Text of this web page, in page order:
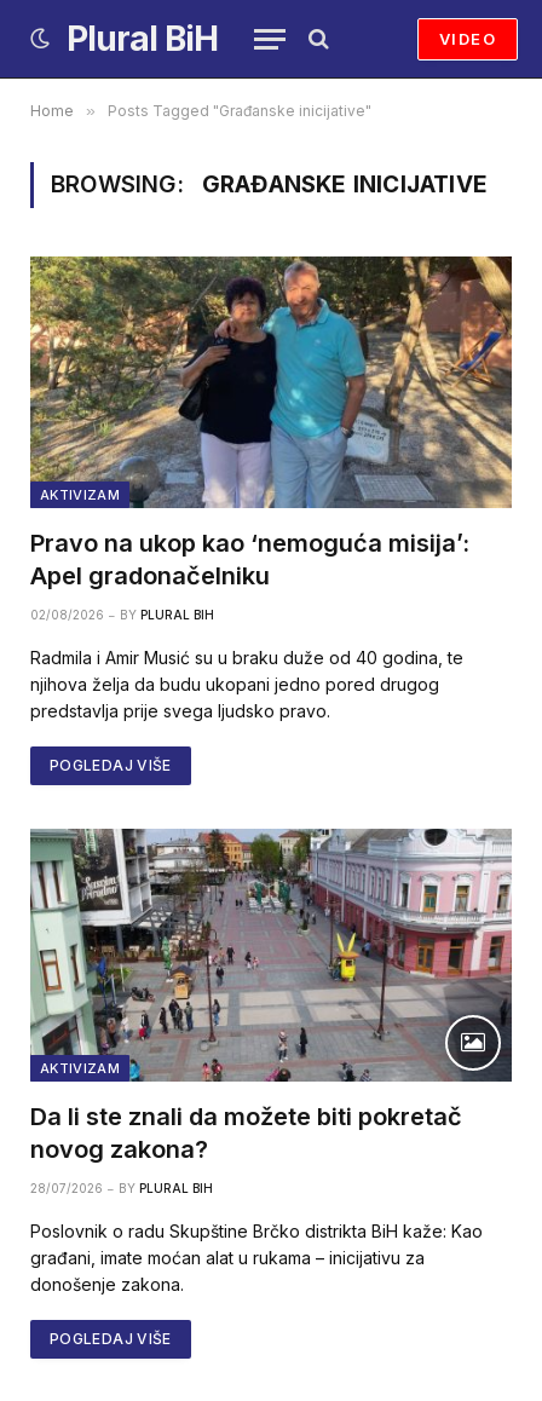
Plural BiH VIDEO
Home » Posts Tagged "Građanske inicijative"
BROWSING: GRAĐANSKE INICIJATIVE
AKTIVIZAM
Pravo na ukop kao ‘nemoguća misija’:
Apel gradonačelniku
02/08/2026 BY PLURAL BIH
Radmila i Amir Musić su u braku duže od 40 godina, te
njihova želja da budu ukopani jedno pored drugog
predstavlja prije svega ljudsko pravo.
POGLEDAJ VIŠE
AKTIVIZAM
Da li ste znali da možete biti pokretač
novog zakona?
28/07/2026 BY PLURAL BIH
Poslovnik o radu Skupštine Brčko distrikta BiH kaže: Kao
građani, imate moćan alat u rukama – inicijativu za
donošenje zakona.
POGLEDAJ VIŠE